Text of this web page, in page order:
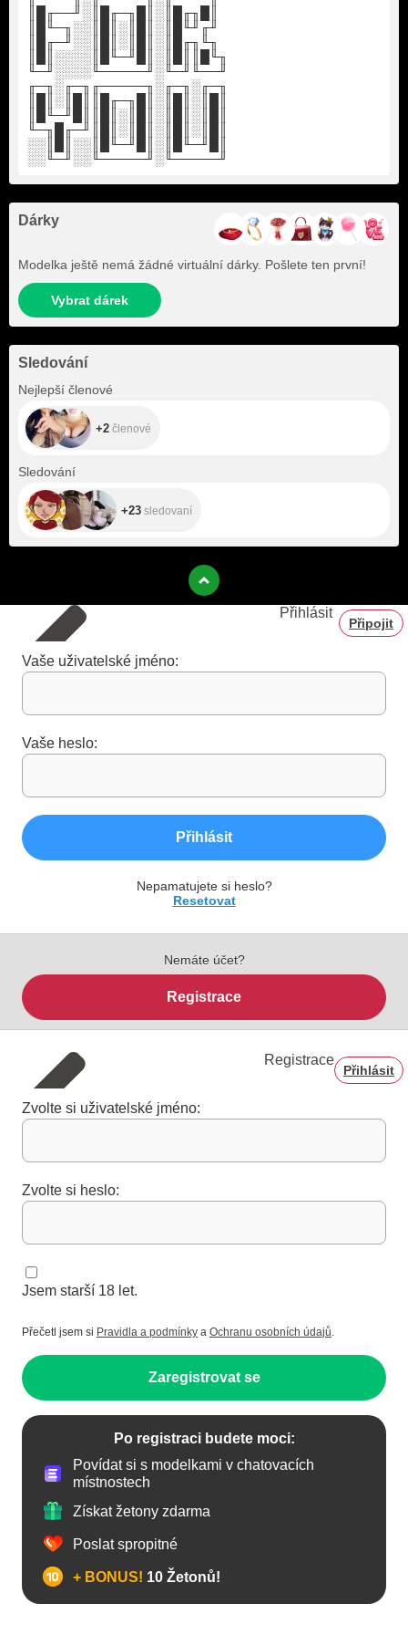
║█╓──╜░║█╓─╖█║░║█╓╖█║
║█╙─╖░░║█║░║█║░║█╙╜╓╜
║█╓─╜░░║█║░║█║░║█╓╖╙╖
║█║░░░░║█╙─╜█║░║█║║█╙╖
╙─╜░░░░╙─────╜░╙─╜╙──╜
╓─╖░╓─╖╓─────╖░╓─╖░╓─╖
║█║░║█║║█╓─╖█║░║█║░║█║
║█╙─╜█║║█║░║█║░║█║░║█║
╙─╖█╓─╜║█║░║█║░║█║░║█║
░░║█║░░║█╙─╜█║░║█╙─╜█║
░░╙─╜░░╙─────╜░╙─────╜
Dárky
Modelka ještě nemá žádné virtuální dárky. Pošlete ten první!
Vybrat dárek
Sledování
Nejlepší členové
+2
+2 členové
Sledování
+23 sledovaní
Přihlásit
Připojit
Vaše uživatelské jméno:
Vaše heslo:
Přihlásit
Nepamatujete si heslo?
Resetovat
Nemáte účet?
Registrace
Registrace
Přihlásit
Zvolte si uživatelské jméno:
Zvolte si heslo:
Jsem starší 18 let.
Přečetl jsem si Pravidla a podmínky a Ochranu osobních údajů.
Zaregistrovat se
Po registraci budete moci:
Povídat si s modelkami v chatovacích
místnostech
Získat žetony zdarma
Poslat spropitné
+ BONUS! 10 Žetonů!